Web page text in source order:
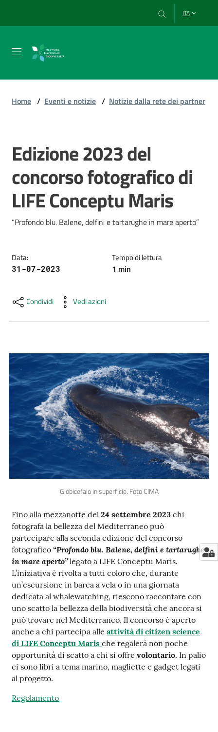
ITA
Chi
usa
dati
Strumenti
e
Educazione
e
formazione
ambientale
Eventi
e
DigitAP
Monitoraggio
SNB2030
Scrivici
Seguici
su
Home / Eventi e notizie / Notizie dalla rete dei partner
Salta al contenuto
Edizione 2023 del
concorso fotografico di
LIFE Conceptu Maris
“Profondo blu. Balene, delfini e tartarughe in mare aperto”
Data:
31-07-2023
Tempo di lettura
1 min
Condividi Vedi azioni
Globicefalo in superficie. Foto CIMA
Fino alla mezzanotte del 24 settembre 2023 chi
fotografa la bellezza del Mediterraneo può
partecipare alla seconda edizione del concorso
fotografico “Profondo blu. Balene, delfini e tartarughe
in mare aperto”legato a LIFE Conceptu Maris.
L’iniziativa è rivolta a tutti coloro che, durante
un’escursione in barca a vela o in una giornata
dedicata al whalewatching, riescono raccontare con
uno scatto la bellezza della biodiversità che ancora si
può trovare nel Mediterraneo. Il concorso è aperto
anche a chi partecipa alle attività di citizen science
di LIFE Conceptu Maris che regalerà non poche
opportunità di scatto a chi si offre volontario. In palio
ci sono libri a tema marino, magliette e gadget legati
al progetto.
Regolamento